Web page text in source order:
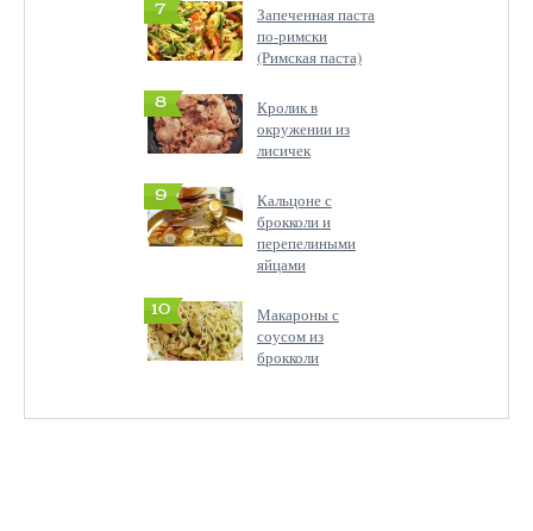
7
Запеченная паста
по-римски
(Римская паста)
8
Кролик в
окружении из
лисичек
9
Кальцоне с
брокколи и
перепелиными
яйцами
10
Макароны с
соусом из
брокколи